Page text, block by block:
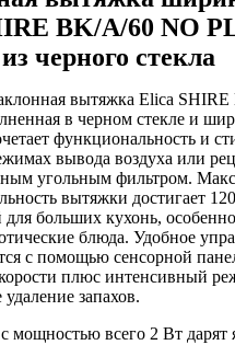
BK/A/60 NO
черного стекла
вытяжка Elica
в черном стекле и
функциональность и
вывода воздуха или
угольным фильтром.
вытяжки достигает
для больших кухонь,
блюда. Удобное
с помощью сенсорной
плюс интенсивный
запахов.
мощностью всего 2 Вт дарят